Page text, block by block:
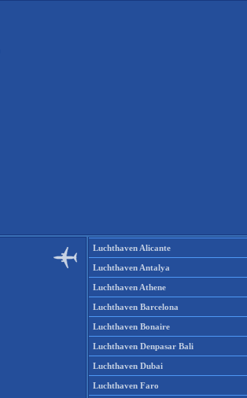
Luchthaven Alicante
Luchthaven Antalya
Luchthaven Athene
Luchthaven Barcelona
Luchthaven Bonaire
Luchthaven Denpasar Bali
Luchthaven Dubai
Luchthaven Faro